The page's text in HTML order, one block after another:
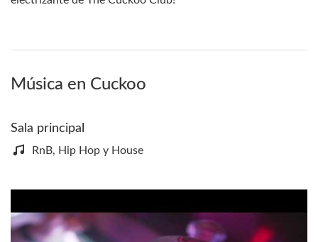
Música en Cuckoo
Sala principal
RnB, Hip Hop y House